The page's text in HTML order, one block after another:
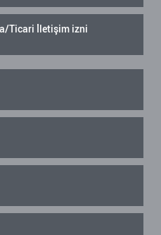
Ticari İletişim izni